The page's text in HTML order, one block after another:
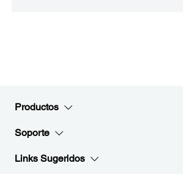
Productos
Soporte
Links Sugeridos